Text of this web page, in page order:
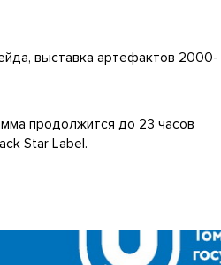
выставка артефактов 2000-
продолжится до 23 часов
Star Label.